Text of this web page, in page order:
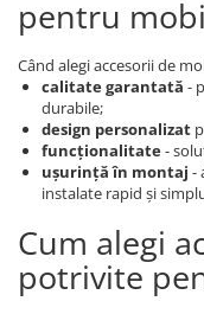
pentru
Când alegi accesorii de
calitate garantată -
durabile;
design personalizat
funcționalitate-
ușurință în montaj -
instalate rapid și
Cum alegi
potrivite